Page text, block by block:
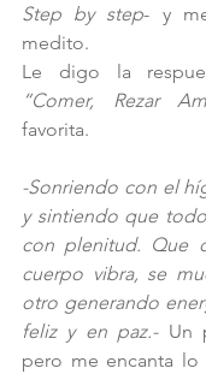
Step by step- y
medito.
“Comer, Rezar
favorita.
-Sonriendo con el
y sintiendo que
con plenitud. Que
cuerpo vibra, se
otro generando
feliz y en paz.- Un
pero me encanta